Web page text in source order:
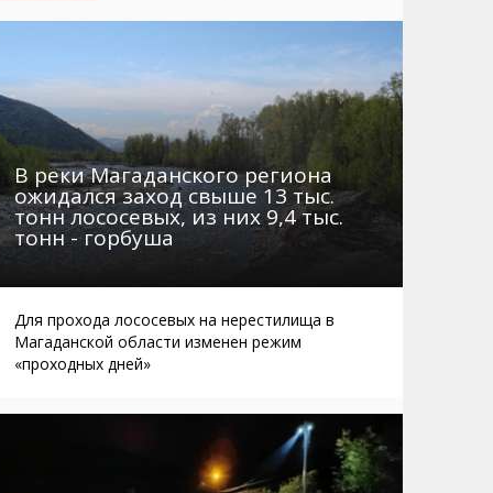
Автобусы Магадан – Аэропорт
Таблица приливов отливов
Не мусорить
Браконьеры
В реки Магаданского региона
ожидался заход свыше 13 тыс.
тонн лососевых, из них 9,4 тыс.
тонн - горбуша
Для прохода лососевых на нерестилища в
Магаданской области изменен режим
«проходных дней»